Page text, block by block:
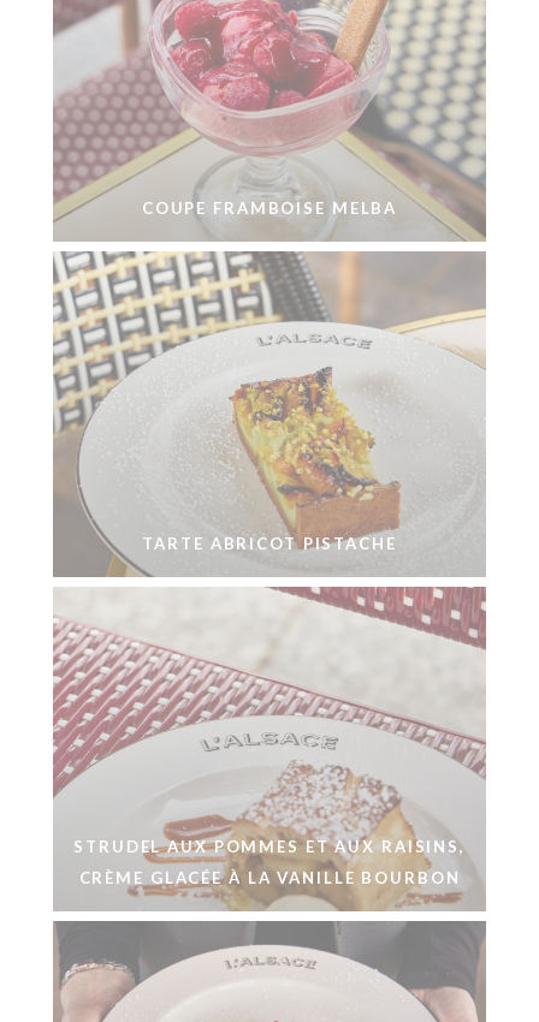
COUPE FRAMBOISE MELBA
TARTE ABRICOT PISTACHE
STRUDEL AUX POMMES ET AUX RAISINS,
CRÈME GLACÉE À LA VANILLE BOURBON